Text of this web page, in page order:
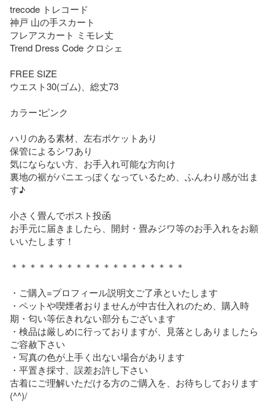
trecode トレコード
神戸 山の手スカート
フレアスカート ミモレ丈
Trend Dress Code クロシェ
FREE SIZE
ウエスト30(ゴム)、総丈73
カラー∶ピンク
ハリのある素材、左右ポケットあり
保管によるシワあり
気にならない方、お手入れ可能な方向け
裏地の裾がパニエっぽくなっているため、ふんわり感が出ま
す♪
小さく畳んでポスト投函
お手元に届きましたら、開封・畳みジワ等のお手入れをお願
いいたします！
＊＊＊＊＊＊＊＊＊＊＊＊＊＊＊＊＊＊＊
・ご購入=プロフィール説明文ご了承といたします
・ペットや喫煙者おりませんが中古仕入れのため、購入時
期・匂い等伝きれない部分もございます
・検品は厳しめに行っておりますが、見落としありましたら
ご容赦下さい
・写真の色が上手く出ない場合があります
・平置き採寸、誤差お許し下さい
古着にご理解いただける方のご購入を、お待ちしております
(^^)/